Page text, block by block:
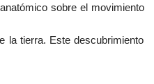
sobre el movimiento
la tierra. Este descubrimiento